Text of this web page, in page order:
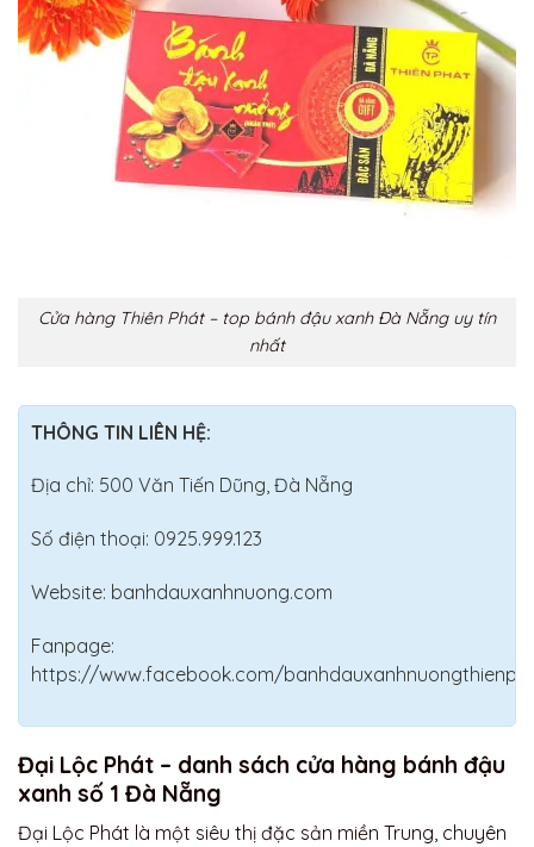
Cửa hàng Thiên Phát – top bánh đậu xanh Đà Nẵng uy tín
nhất
THÔNG TIN LIÊN HỆ:
Địa chỉ: 500 Văn Tiến Dũng, Đà Nẵng
Số điện thoại: 0925.999.123
Website: banhdauxanhnuong.com
Fanpage:
https://www.facebook.com/
Đại Lộc Phát – danh sách cửa hàng bánh đậu
xanh số 1 Đà Nẵng
Đại Lộc Phát là một siêu thị đặc sản miền Trung, chuyên